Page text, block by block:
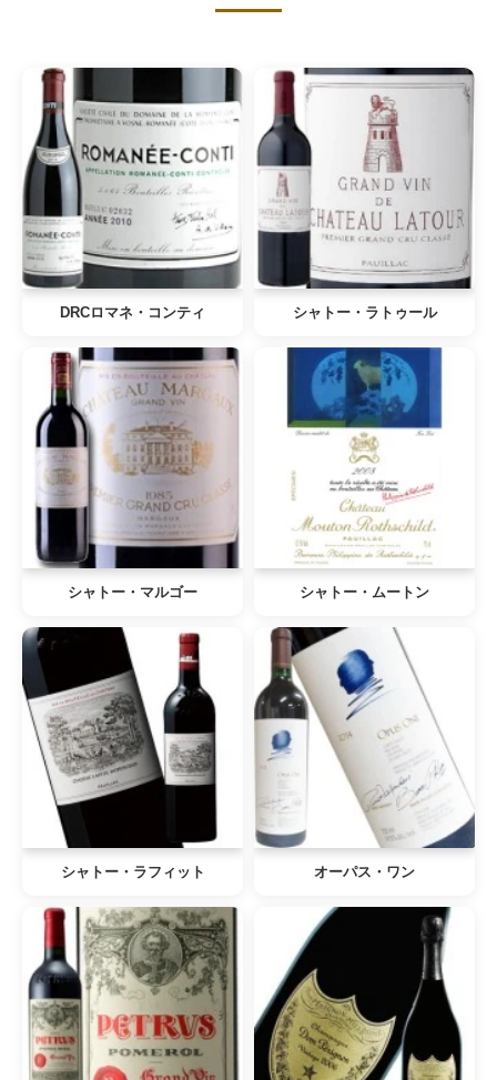
DRCロマネ・コンティ シャトー・ラトゥール
シャトー・マルゴー シャトー・ムートン
シャトー・ラフィット オーパス・ワン